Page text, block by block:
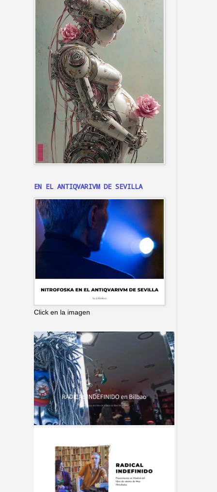
EN EL ANTIQVARIVM DE SEVILLA
Click en la imagen